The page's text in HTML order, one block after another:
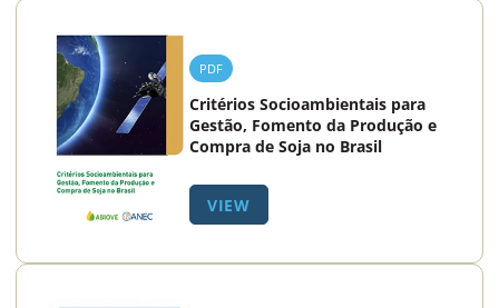
PDF
Critérios Socioambientais para
Gestão, Fomento da Produção e
Compra de Soja no Brasil
VIEW